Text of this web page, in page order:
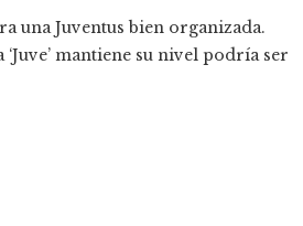
una Juventus bien organizada.
mantiene su nivel podría ser